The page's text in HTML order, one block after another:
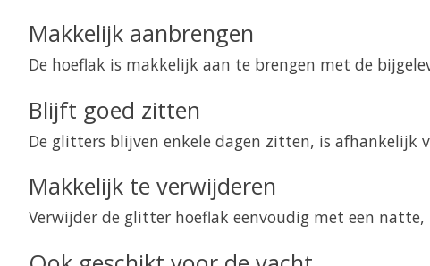
Makkelijk aanbrengen
De hoeflak is makkelijk aan te brengen met de
Blijft goed zitten
De glitters blijven enkele dagen zitten, is
Makkelijk te verwijderen
Verwijder de glitter hoeflak eenvoudig met een natte,